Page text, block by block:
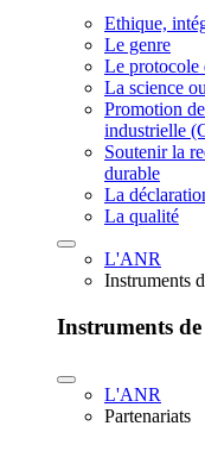
Ethique,
Le genre
Le protocole
La science
Promotion
industrielle
Soutenir la
durable
La
La qualité
L'ANR
Instruments
Instruments
L'ANR
Partenariats